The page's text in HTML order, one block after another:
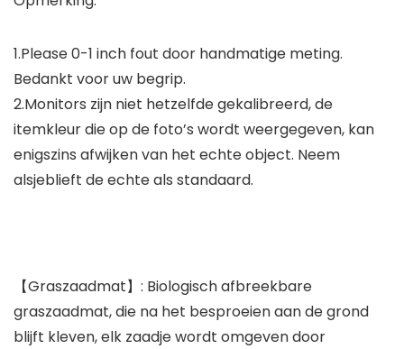
1.Please 0-1 inch fout door handmatige meting.
Bedankt voor uw begrip.
2.Monitors zijn niet hetzelfde gekalibreerd, de
itemkleur die op de foto’s wordt weergegeven, kan
enigszins afwijken van het echte object. Neem
alsjeblieft de echte als standaard.
【Graszaadmat】: Biologisch afbreekbare
graszaadmat, die na het besproeien aan de grond
blijft kleven, elk zaadje wordt omgeven door